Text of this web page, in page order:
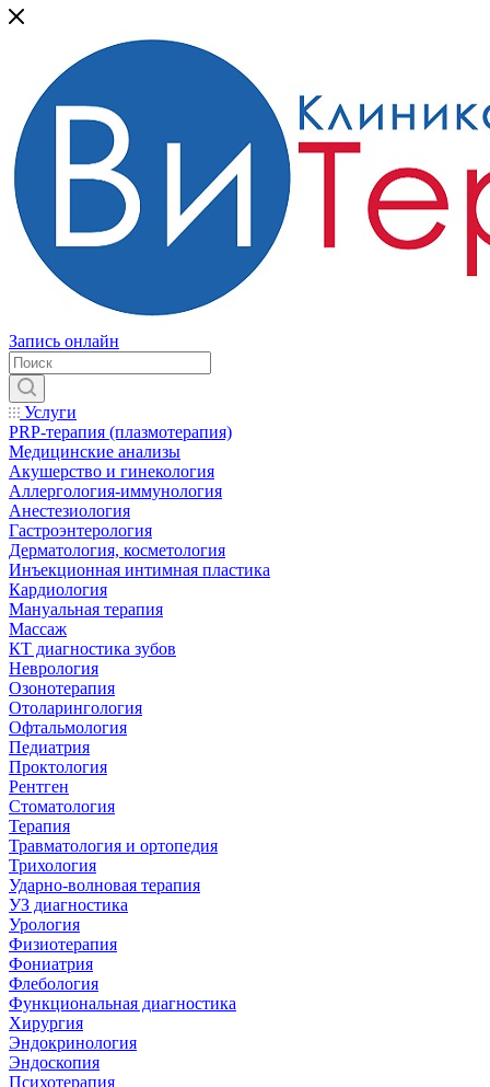
Запись онлайн
Услуги
PRP-терапия (плазмотерапия)
Медицинские анализы
Акушерство и гинекология
Аллергология-иммунология
Анестезиология
Гастроэнтерология
Дерматология, косметология
Инъекционная интимная пластика
Кардиология
Мануальная терапия
Массаж
КТ диагностика зубов
Неврология
Озонотерапия
Отоларингология
Офтальмология
Педиатрия
Проктология
Рентген
Стоматология
Терапия
Травматология и ортопедия
Трихология
Ударно-волновая терапия
УЗ диагностика
Урология
Физиотерапия
Фониатрия
Флебология
Функциональная диагностика
Хирургия
Эндокринология
Эндоскопия
Психотерапия